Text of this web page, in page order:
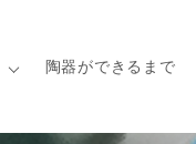
陶器ができるまで